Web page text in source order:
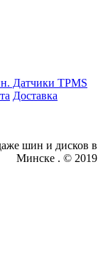
Датчики TPMS
Доставка
шин и дисков в
Минске . © 2019